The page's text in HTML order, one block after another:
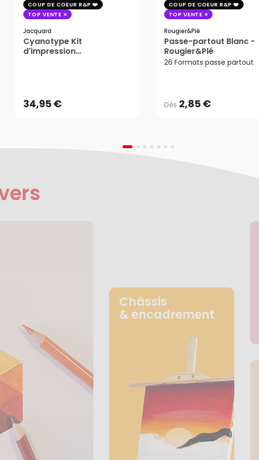
COUP DE COEUR R&P
TOP VENTE
Jacquard
Cyanotype Kit
d'impression
34,95 €AJOUTER AU PANIER
COUP DE COEUR R&P
TOP VENTE
Rougier&plé
Passe-partout Blanc -
Rougier&Plé
26 Formats passe partout
Dès 2,85 €
2,85 €
Châssis
& encadrement